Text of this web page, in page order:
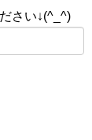
さい↓(^_^)